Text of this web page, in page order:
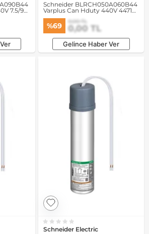
7.5/9
Schneider BLRCH050A060B44
Varplus Can Hduty 440V 44717
kVAR 50/60Hz Kondansatör
%69 0,00 TL
0,00 TL
Gelince Haber Ver
Schneider Electric